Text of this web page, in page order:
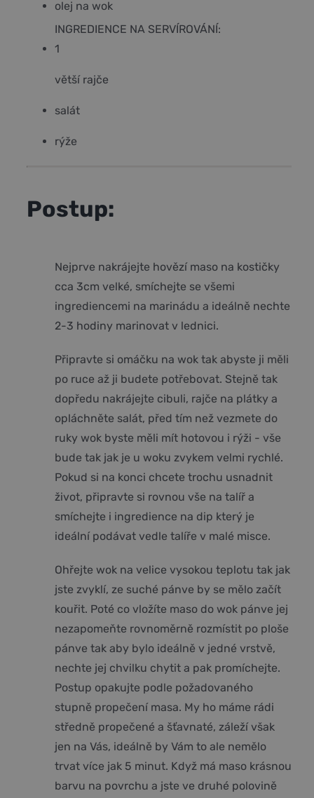
olej na wok
INGREDIENCE NA SERVÍROVÁNÍ:
1
větší rajče
salát
rýže
Postup:
Nejprve nakrájejte hovězí maso na kostičky
cca 3cm velké, smíchejte se všemi
ingrediencemi na marinádu a ideálně nechte
2-3 hodiny marinovat v lednici.
Připravte si omáčku na wok tak abyste ji měli
po ruce až ji budete potřebovat. Stejně tak
dopředu nakrájejte cibuli, rajče na plátky a
opláchněte salát, před tím než vezmete do
ruky wok byste měli mít hotovou i rýži - vše
bude tak jak je u woku zvykem velmi rychlé.
Pokud si na konci chcete trochu usnadnit
život, připravte si rovnou vše na talíř a
smíchejte i ingredience na dip který je
ideální podávat vedle talíře v malé misce.
Ohřejte wok na velice vysokou teplotu tak jak
jste zvyklí, ze suché pánve by se mělo začít
kouřit. Poté co vložíte maso do wok pánve jej
nezapomeňte rovnoměrně rozmístit po ploše
pánve tak aby bylo ideálně v jedné vrstvě,
nechte jej chvilku chytit a pak promíchejte.
Postup opakujte podle požadovaného
stupně propečení masa. My ho máme rádi
středně propečené a šťavnaté, záleží však
jen na Vás, ideálně by Vám to ale nemělo
trvat více jak 5 minut. Když má maso krásnou
barvu na povrchu a jste ve druhé polovině